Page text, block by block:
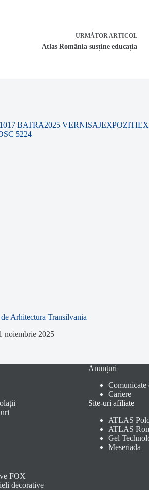
URMĂTORARTICOL
Atlas România susține educația
Arhitectura Transilvania
noiembrie 2025
FOX
decorative
Anunțuri
Comunicate
Cariere
Site-uri afiliate
ATLAS
ATLAS
Gel
Meseriada